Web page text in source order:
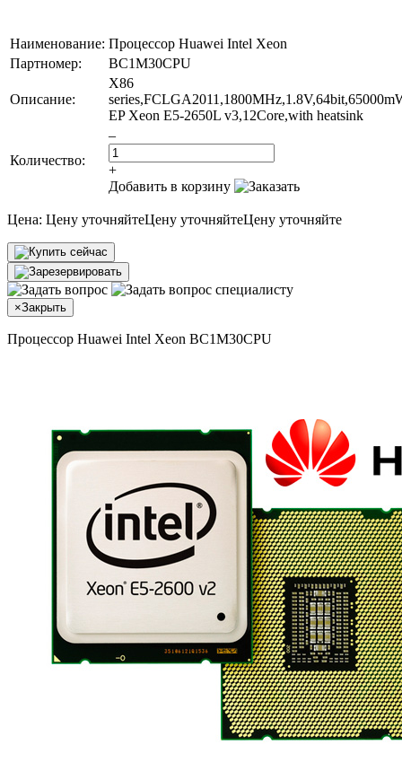
Наименование: Процессор Huawei Intel Xeon
Партномер:
BC1M30CPU
Описание:
X86
EP Xeon E5-2650L v3,12Core,with heatsink
Количество:
–
+
Добавить в корзину
Цена: Цену уточняйтеЦену уточняйтеЦену уточняйте
×Закрыть
Процессор Huawei Intel Xeon BC1M30CPU